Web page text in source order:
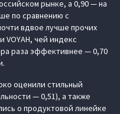
рынке, а 0,90 — на
по сравнению с
вдвое лучше прочих
VOYAH, чей индекс
раза эффективнее — 0,70
оценили стильный
— 0,51), а также
о продуктовой линейке